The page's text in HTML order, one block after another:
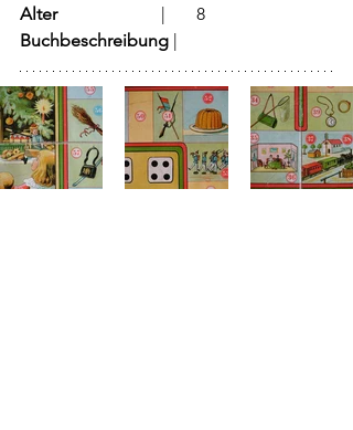
Alter
			  |	8
Buchbeschreibung